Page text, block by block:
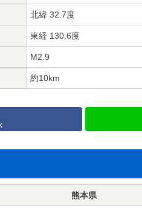
北緯 32.7度
東経 130.6度
M2.9
約10km
熊本県